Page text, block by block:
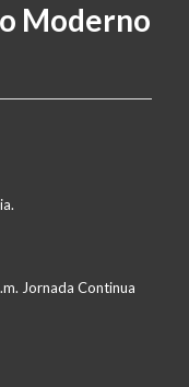
Moderno
Jornada Continua